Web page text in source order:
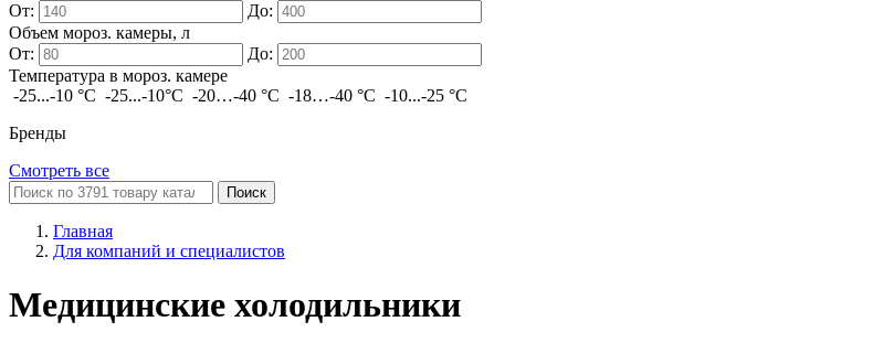
От:
До:
Объем мороз. камеры, л
От:
До:
Температура в мороз. камере
-25...-10 °C -25...-10°C -20…-40 °C -18…-40 °C -10...-25 °С
Бренды
Смотреть все
Поиск
Главная
Для компаний и специалистов
Медицинские холодильники